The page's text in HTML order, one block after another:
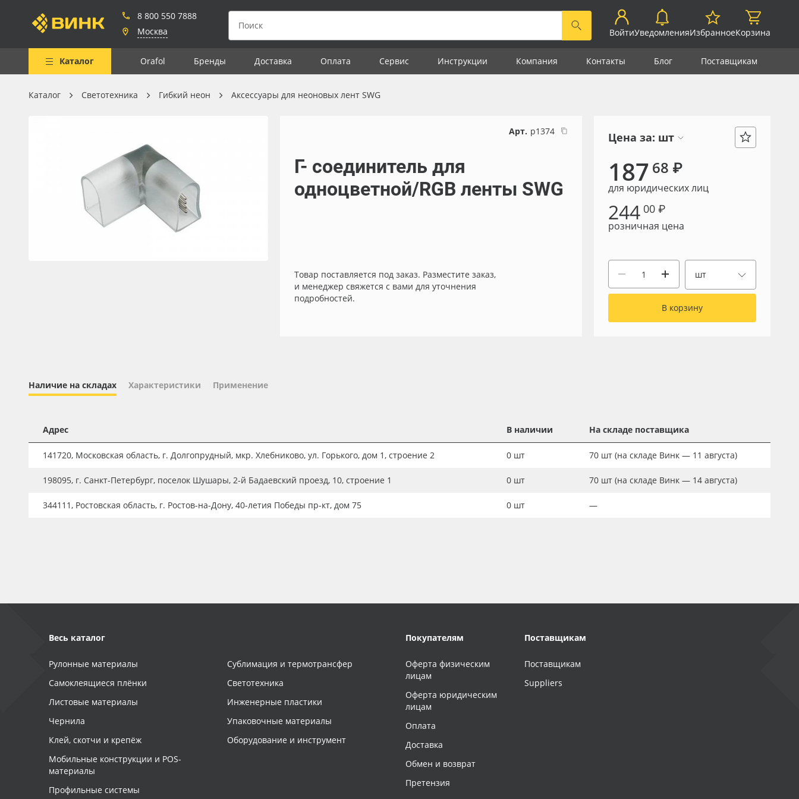
8 800 550 7888
Москва
ВойтиУведомленияИзбранноеКорзина
Каталог Orafol Бренды Доставка Оплата Сервис Инструкции Компания Контакты Блог Поставщикам
Весь каталог
Самоклеящиеся плёнки
Листовые материалы
Чернила
Клей, скотчи и крепёж
Новинки ассортимента
Плёнка монтажная Oratape
ПЭТ листовой
ПЭТ бэклит
Каталог Светотехника Гибкий неон Аксессуары для неоновых лент SWG
Арт. р1374
Г- соединитель для
одноцветной/RGB ленты SWG
Товар поставляется под заказ. Разместите заказ,
и менеджер свяжется с вами для уточнения
подробностей.
Цена за: шт
187 68 ₽
для юридических лиц
244 00 ₽
розничная цена
шт
В корзину
Наличие на складах Характеристики Применение
Адрес В наличии На складе поставщика
141720, Московская область, г. Долгопрудный, мкр. Хлебниково, ул. Горького, дом 1, строение 2 0 шт 70 шт (на складе Винк — 11 августа)
198095, г. Санкт-Петербург, поселок Шушары, 2-й Бадаевский проезд, 10, строение 1 0 шт 70 шт (на складе Винк — 14 августа)
344111, Ростовская область, г. Ростов-на-Дону, 40-летия Победы пр-кт, дом 75 0 шт —
Весь каталог
Рулонные материалы
Самоклеящиеся плёнки
Листовые материалы
Чернила
Клей, скотчи и крепёж
Мобильные конструкции и POS-
материалы
Профильные системы
Сублимация и термотрансфер
Светотехника
Инженерные пластики
Упаковочные материалы
Оборудование и инструмент
Покупателям
Оферта физическим
лицам
Оферта юридическим
лицам
Оплата
Доставка
Обмен и возврат
Претензия
Поставщикам
Поставщикам
Suppliers